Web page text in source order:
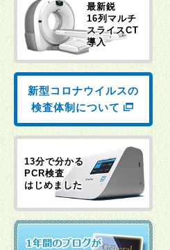
最新鋭
16列マルチ
スライスCT
導入
新型コロナウイルスの
検査体制について
13分で分かる
PCR検査
はじめました